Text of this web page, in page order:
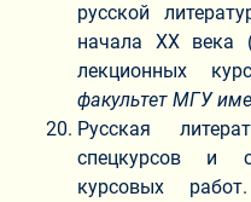
русской
начала ХХ века
лекционных
факультет МГУ
Русская
спецкурсов и
курсовых